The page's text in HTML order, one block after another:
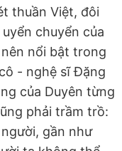
thuần Việt, đôi
chuyển của
nổi bật trong
- nghệ sĩ Đặng
của Duyên từng
phải trầm trồ:
gần như